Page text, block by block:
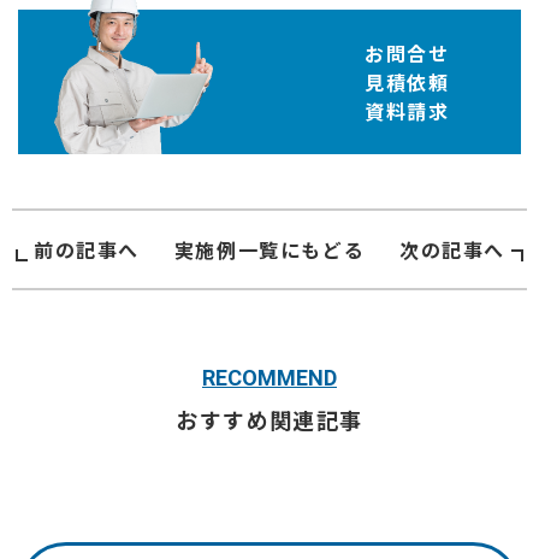
お問合せ
見積依頼
資料請求
前の記事へ 実施例一覧にもどる 次の記事へ
RECOMMEND
おすすめ関連記事